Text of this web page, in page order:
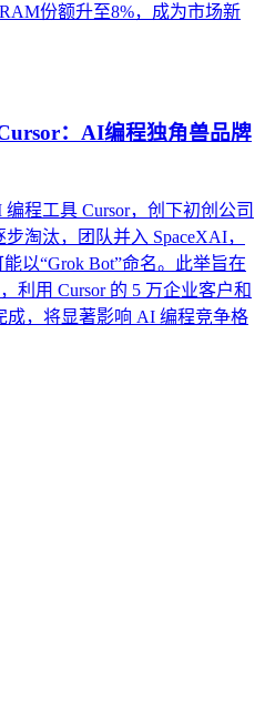
份额升至8%，成为市场新
：AI编程独角兽品牌
程工具 Cursor，创下初创公司
淘汰，团队并入 SpaceXAI，
以“Grok Bot”命名。此举旨在
利用 Cursor 的 5 万企业客户和
成，将显著影响 AI 编程竞争格